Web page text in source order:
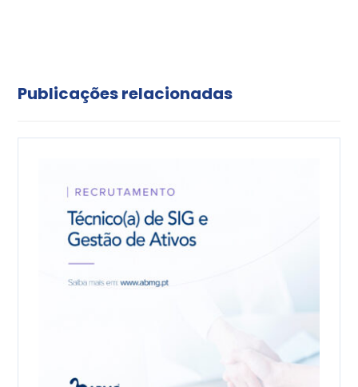
Publicações relacionadas